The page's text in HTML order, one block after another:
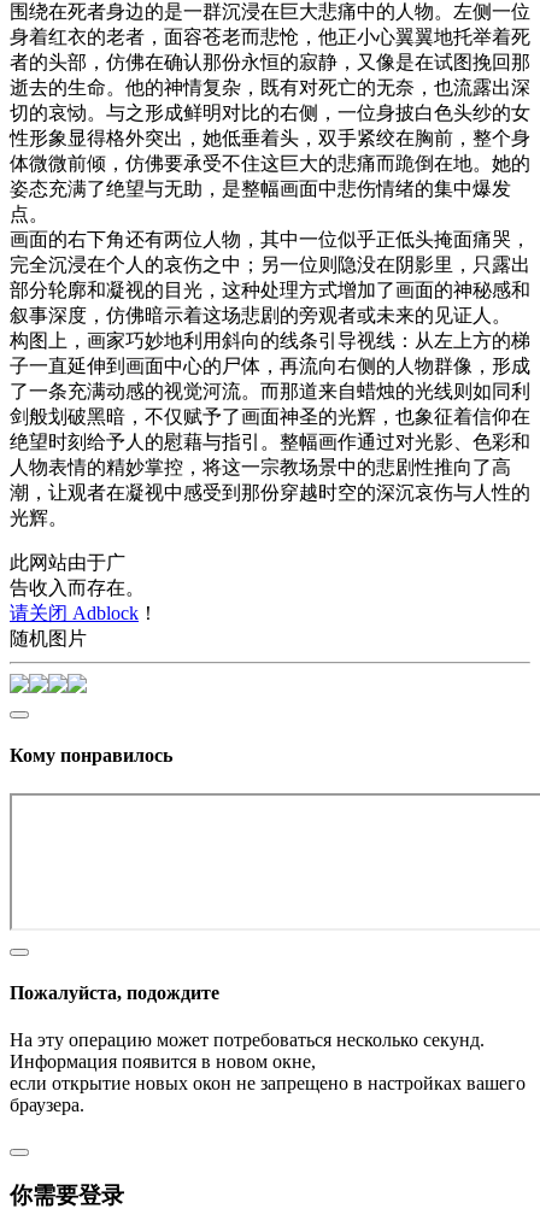
围绕在死者身边的是一群沉浸在巨大悲痛中的人物。左侧一位
身着红衣的老者，面容苍老而悲怆，他正小心翼翼地托举着死
者的头部，仿佛在确认那份永恒的寂静，又像是在试图挽回那
逝去的生命。他的神情复杂，既有对死亡的无奈，也流露出深
切的哀恸。与之形成鲜明对比的右侧，一位身披白色头纱的女
性形象显得格外突出，她低垂着头，双手紧绞在胸前，整个身
体微微前倾，仿佛要承受不住这巨大的悲痛而跪倒在地。她的
姿态充满了绝望与无助，是整幅画面中悲伤情绪的集中爆发
点。
画面的右下角还有两位人物，其中一位似乎正低头掩面痛哭，
完全沉浸在个人的哀伤之中；另一位则隐没在阴影里，只露出
部分轮廓和凝视的目光，这种处理方式增加了画面的神秘感和
叙事深度，仿佛暗示着这场悲剧的旁观者或未来的见证人。
构图上，画家巧妙地利用斜向的线条引导视线：从左上方的梯
子一直延伸到画面中心的尸体，再流向右侧的人物群像，形成
了一条充满动感的视觉河流。而那道来自蜡烛的光线则如同利
剑般划破黑暗，不仅赋予了画面神圣的光辉，也象征着信仰在
绝望时刻给予人的慰藉与指引。整幅画作通过对光影、色彩和
人物表情的精妙掌控，将这一宗教场景中的悲剧性推向了高
潮，让观者在凝视中感受到那份穿越时空的深沉哀伤与人性的
光辉。
此网站由于广
告收入而存在。
请关闭 Adblock ！
随机图片
Кому понравилось
Пожалуйста, подождите
На эту операцию может потребоваться несколько секунд.
Информация появится в новом окне,
если открытие новых окон не запрещено в настройках вашего
браузера.
你需要登录